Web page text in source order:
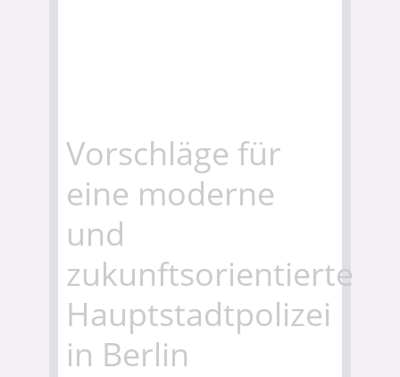
Vorschläge für
eine moderne
und
zukunftsorientierte
Hauptstadtpolizei
in Berlin